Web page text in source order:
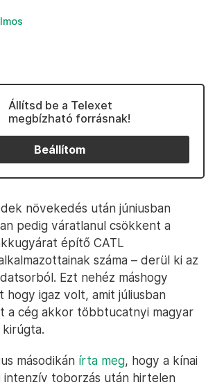
Állítsd be a Telexet
megbízható forrásnak!
Beállítom
növekedés után júniusban
pedig váratlanul csökkent a
építő CATL
száma – derül ki az
Ezt nehéz máshogy
hogy igaz volt, amit júliusban
a cég akkor többtucatnyi magyar
kirúgta.
másodikán írta meg, hogy a kínai
intenzív toborzás után hirtelen